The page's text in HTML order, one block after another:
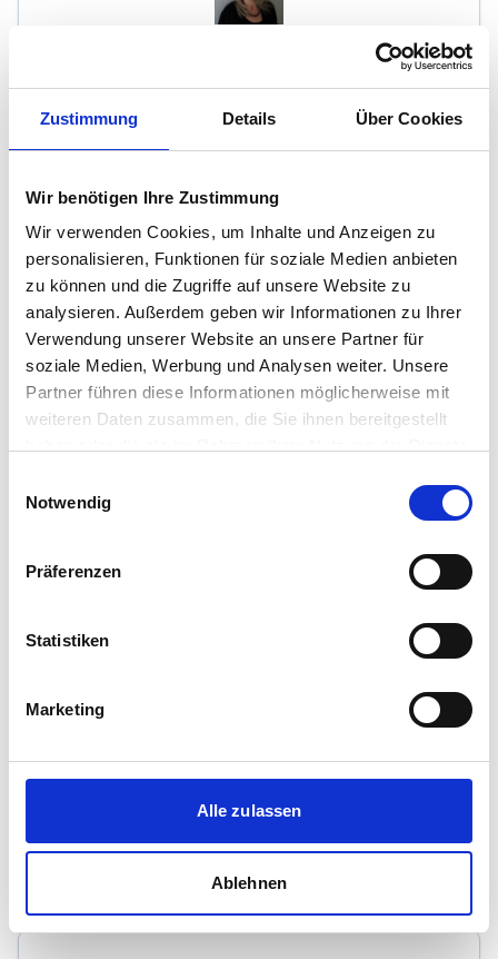
Zustimmung Details Über Cookies
Wir benötigen Ihre Zustimmung
Wir verwenden Cookies, um Inhalte und Anzeigen zu
personalisieren, Funktionen für soziale Medien anbieten
zu können und die Zugriffe auf unsere Website zu
analysieren. Außerdem geben wir Informationen zu Ihrer
Verwendung unserer Website an unsere Partner für
soziale Medien, Werbung und Analysen weiter. Unsere
Partner führen diese Informationen möglicherweise mit
weiteren Daten zusammen, die Sie ihnen bereitgestellt
Notwendig
Präferenzen
Statistiken
Marketing
Alle zulassen
Ablehnen
Immobilienmakler
Schulstraße 29
zum Anbieter
Schönenborn Immobilien Beratungs GmbH
Immobilienmakler
Immobilienmakler
Auf den Klinkenbirken 5
51491Overath